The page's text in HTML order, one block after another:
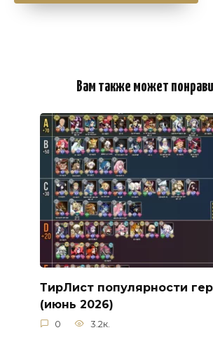
Вам также может
ТирЛист популярности
(июнь 2026)
0 3.2к.